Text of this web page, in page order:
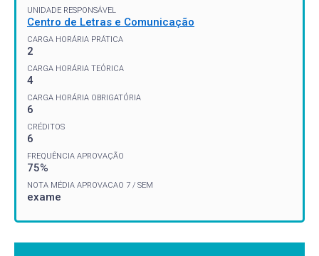
UNIDADE RESPONSÁVEL
Centro de Letras e Comunicação
CARGA HORÁRIA PRÁTICA
2
CARGA HORÁRIA TEÓRICA
4
CARGA HORÁRIA OBRIGATÓRIA
6
CRÉDITOS
6
FREQUÊNCIA APROVAÇÃO
75%
NOTA MÉDIA APROVACAO 7 / SEM
exame